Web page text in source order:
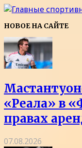
НОВОЕ НА САЙТЕ
«Реала» в
правах
07.08.2026